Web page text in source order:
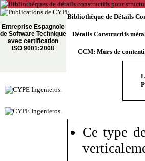
Entreprise Espagnole
de Software Technique
avec certification
ISO 9001:2008
Bibliothèque de Détails
Détails Constructifs
CCM: Murs de
Ce type